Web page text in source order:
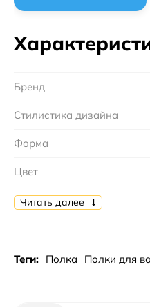
Бренд
Стилистика дизайна
Форма
Цвет
Тип
Материал
Читать далее
Теги: Полка Полки для